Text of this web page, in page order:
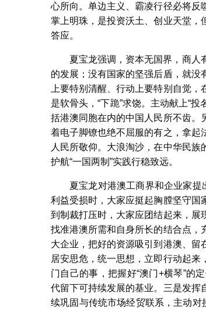
心所向。单边主义、霸凌行径必将反
掌上明珠，是投资沃土、创业天堂，
答应。
夏宝龙强调，资本无国界，商人
的发展；没有国家的坚强后盾，就没
上要特别清醒、行动上要特别自觉
是软骨头，“下跪”求饶。主动献上“
括港澳同胞在内的中国人民所不齿。
着电子脚镣也绝不屈服的有之，拿起
人民所敬仰。大浪淘沙，在中华民
护航“一国两制”实践行稳致远。
夏宝龙对港澳工商界和企业家
利益受损时，大家应挺起胸膛坚守国
到制裁打压时，大家应团结起来，展
找准港澳所需和自身所长的结合点，
大企业，把好的资源吸引到港澳、留
居安思危，统一思想，立即行动起
门自己的事，把握好“澳门+横琴”的
代留下可持续发展的基业。三是发挥
续巩固与传统市场经贸联系，主动对